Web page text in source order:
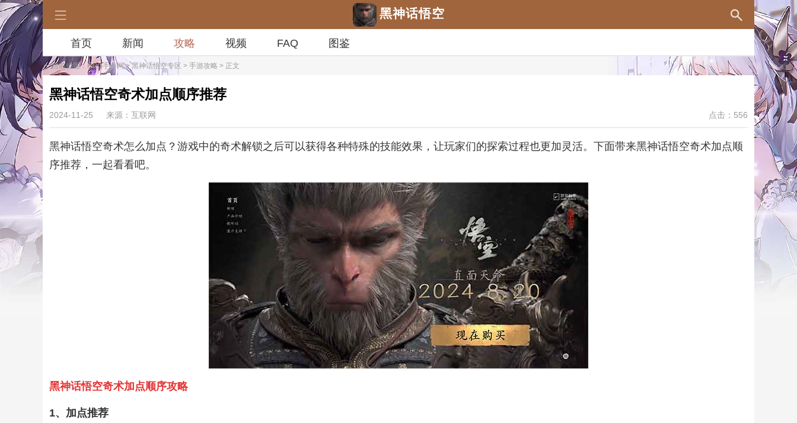
黑神话悟空
首页 新闻 攻略 视频 FAQ 图鉴
当前位置：RPG手游网>黑神话悟空专区 > 手游攻略 > 正文
黑神话悟空奇术加点顺序推荐
2024-11-25 来源：互联网 点击：556
黑神话悟空奇术怎么加点？游戏中的奇术解锁之后可以获得各种特殊的技能效果，让玩家们的探索过程也更加灵活。下面带来黑神话悟空奇术加点顺
序推荐，一起看看吧。
黑神话悟空奇术加点顺序攻略
1、加点推荐